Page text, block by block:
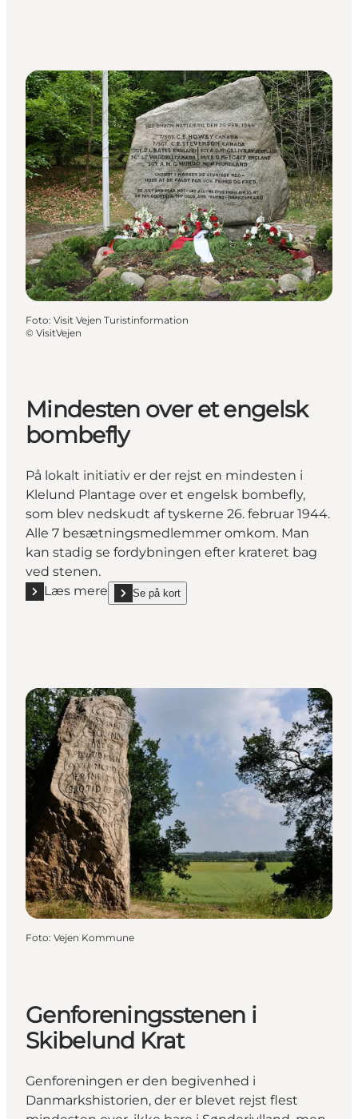
Foto: Visit Vejen Turistinformation
© VisitVejen
Mindesten over et engelsk
bombefly
På lokalt initiativ er der rejst en mindesten i
Klelund Plantage over et engelsk bombefly,
som blev nedskudt af tyskerne 26. februar 1944.
Alle 7 besætningsmedlemmer omkom. Man
kan stadig se fordybningen efter krateret bag
ved stenen.
Læs mere
Læs mere "Mindesten over et engelsk bombefly"
Se på kort
show Mindesten over et engelsk bombefly on_map
Foto: Vejen Kommune
Genforeningsstenen i
Skibelund Krat
Genforeningen er den begivenhed i
Danmarkshistorien, der er blevet rejst flest